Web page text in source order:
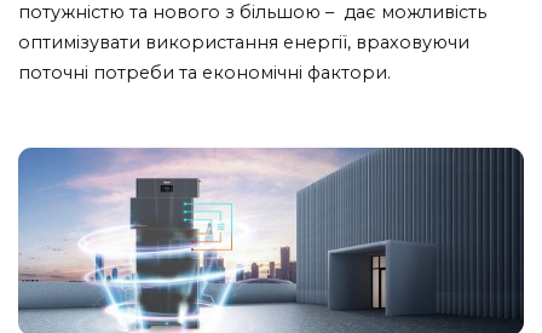
потужністю та нового з більшою – дає можливість
оптимізувати використання енергії, враховуючи
поточні потреби та економічні фактори.